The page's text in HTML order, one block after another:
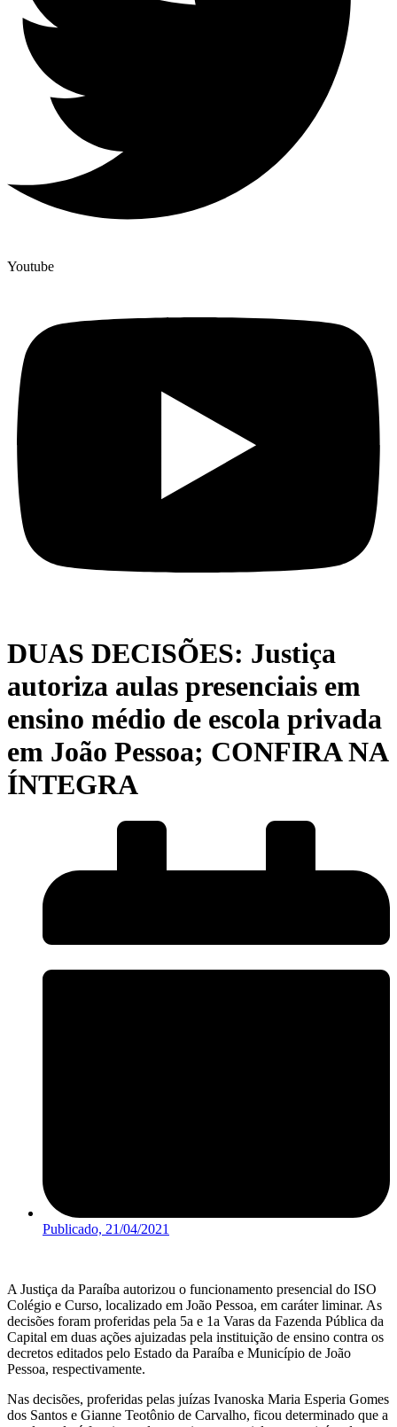
Youtube
DUAS DECISÕES: Justiça
autoriza aulas presenciais em
ensino médio de escola privada
em João Pessoa; CONFIRA NA
ÍNTEGRA
Publicado, 21/04/2021
A Justiça da Paraíba autorizou o funcionamento presencial do ISO
Colégio e Curso, localizado em João Pessoa, em caráter liminar. As
decisões foram proferidas pela 5a e 1a Varas da Fazenda Pública da
Capital em duas ações ajuizadas pela instituição de ensino contra os
decretos editados pelo Estado da Paraíba e Município de João
Pessoa, respectivamente.
Nas decisões, proferidas pelas juízas Ivanoska Maria Esperia Gomes
dos Santos e Gianne Teotônio de Carvalho, ficou determinado que a